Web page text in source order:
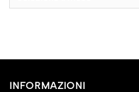
INFORMAZIONI